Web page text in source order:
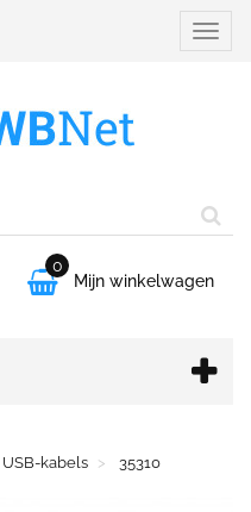

0
Mijn winkelwagen
USB-kabels 35310